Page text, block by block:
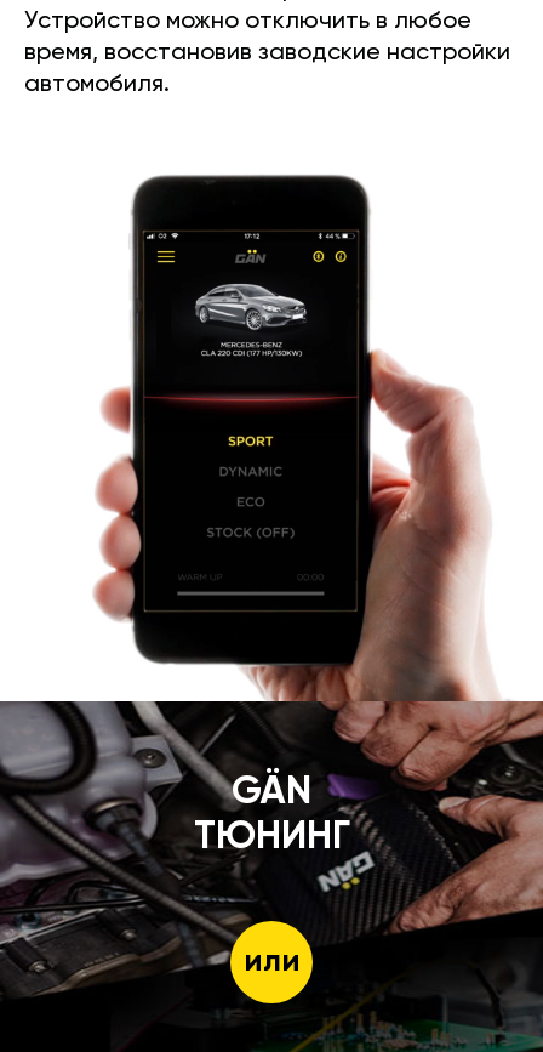
Устройство можно отключить в любое
время, восстановив заводские настройки
автомобиля.
GÄN
ТЮНИНГ
или